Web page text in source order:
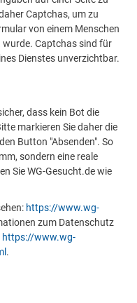
Captchas, um zu
von einem Menschen
Captchas sind für
Dienstes unverzichtbar.
dass kein Bot die
markieren Sie daher die
Button "Absenden". So
sondern eine reale
Sie WG-Gesucht.de wie
https://www.wg-
zum Datenschutz
https://www.wg-
.